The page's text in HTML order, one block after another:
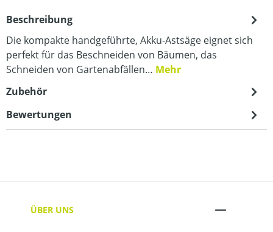
Beschreibung
Die kompakte handgeführte, Akku-Astsäge eignet sich
perfekt für das Beschneiden von Bäumen, das
Schneiden von Gartenabfällen… Mehr
Zubehör
Bewertungen
ÜBER UNS